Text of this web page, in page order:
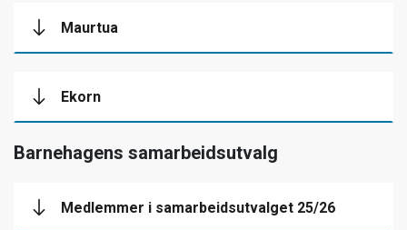
Maurtua
Ekorn
Barnehagens samarbeidsutvalg
Medlemmer i samarbeidsutvalget 25/26